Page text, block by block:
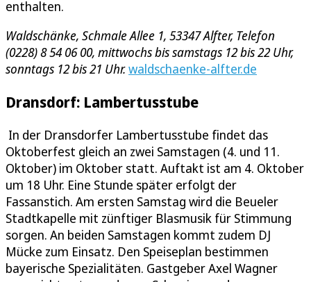
enthalten.
Waldschänke, Schmale Allee 1, 53347 Alfter, Telefon
(0228) 8 54 06 00, mittwochs bis samstags 12 bis 22 Uhr,
sonntags 12 bis 21 Uhr.waldschaenke-alfter.de
Dransdorf: Lambertusstube
In der Dransdorfer Lambertusstube findet das
Oktoberfest gleich an zwei Samstagen (4. und 11.
Oktober) im Oktober statt. Auftakt ist am 4. Oktober
um 18 Uhr. Eine Stunde später erfolgt der
Fassanstich. Am ersten Samstag wird die Beueler
Stadtkapelle mit zünftiger Blasmusik für Stimmung
sorgen. An beiden Samstagen kommt zudem DJ
Mücke zum Einsatz. Den Speiseplan bestimmen
bayerische Spezialitäten. Gastgeber Axel Wagner